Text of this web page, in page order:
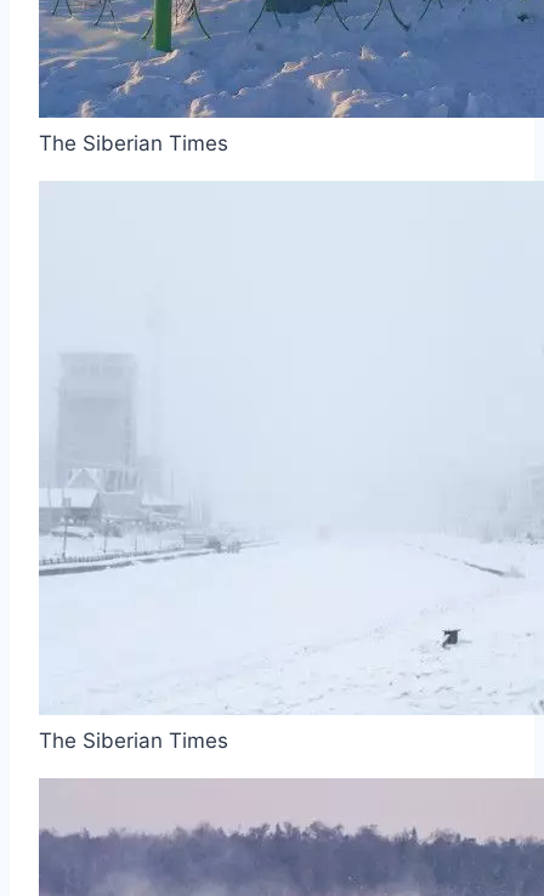
The Siberian Times
The Siberian Times